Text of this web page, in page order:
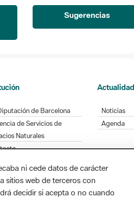
Sugerencias
de Barcelona
de Servicios de
Naturales
Actualidad
Noticias
Agenda
de Barcelona. Edifici Llacuna, 1a
ni cede datos de carácter
sitios web de terceros con
decidir si acepta o no cuando